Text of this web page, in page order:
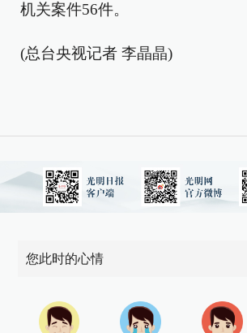
机关案件56件。
(总台央视记者 李晶晶)
您此时的心情